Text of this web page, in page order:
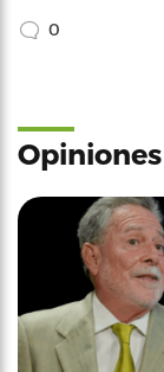
0
Opiniones